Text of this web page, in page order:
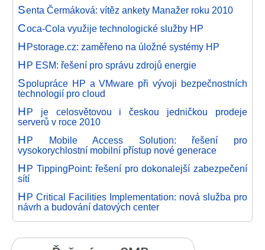
Senta Čermáková: vítěz ankety Manažer roku 2010
Coca-Cola využije technologické služby HP
HPstorage.cz: zaměřeno na úložné systémy HP
HP ESM: řešení pro správu zdrojů energie
Spolupráce HP a VMware při vývoji bezpečnostních
technologií pro cloud
HP je celosvětovou i českou jedničkou prodeje
serverů v roce 2010
HP Mobile Access Solution: řešení pro
vysokorychlostní mobilní přístup nové generace
HP TippingPoint: řešení pro dokonalejší zabezpečení
sítí
HP Critical Facilities Implementation: nová služba pro
návrh a budování datových center